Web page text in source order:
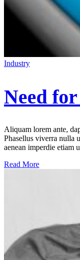
Industry
Need for
Aliquam lorem ante,
Phasellus viverra nulla
aenean imperdie etiam
Read More